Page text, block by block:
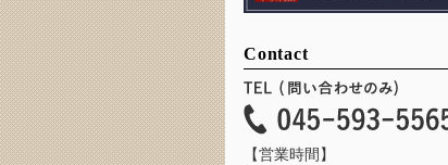
Contact
【営業時間】